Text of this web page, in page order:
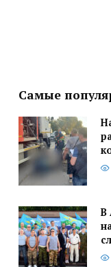
Самые
В